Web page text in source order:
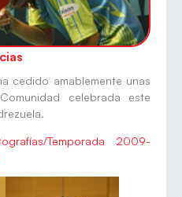
cedido amablemente unas
celebrada este
Temporada 2009-